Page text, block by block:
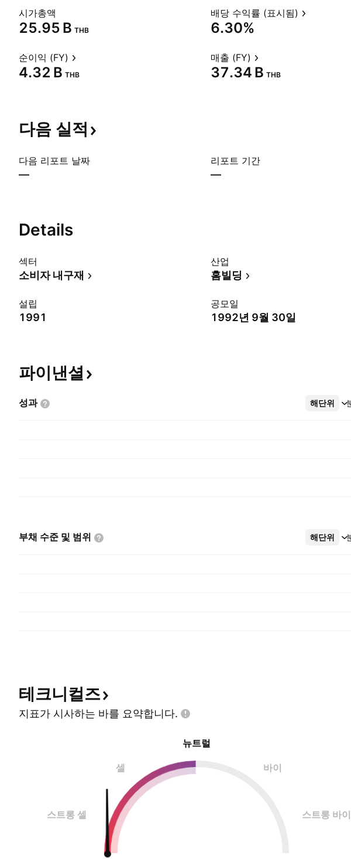
시가총액
‪25.95 B‬ THB
배당 수익률 (표시됨)
6.30%
순이익 (FY)
‪4.32 B‬ THB
매출 (FY)
‪37.34 B‬ THB
다음 실적
다음 리포트 날짜
—
리포트 기간
—
Details
섹터
소비자 내구재
산업
홈빌딩
설립
1991
공모일
1992년 9월 30일
파이낸셜
성과 해단위
더보기
부채 수준 및 범위 해단위
더보기
테크니컬즈
지표가 시사하는 바를 요약합니다.
뉴트럴
셀 바이
스트롱 셀 스트롱 바이